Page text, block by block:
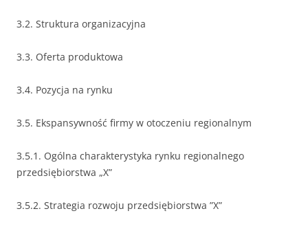
3.2. Struktura organizacyjna
3.3. Oferta produktowa
3.4. Pozycja na rynku
3.5. Ekspansywność firmy w otoczeniu regionalnym
3.5.1. Ogólna charakterystyka rynku regionalnego
przedsiębiorstwa „X”
3.5.2. Strategia rozwoju przedsiębiorstwa ”X”